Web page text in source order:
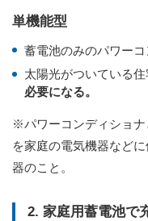
単機能型
蓄電池のみのパワーコ
太陽光がついている住
必要になる。
※パワーコンディショ
を家庭の電気機器など
器のこと。
2. 家庭用蓄電池で